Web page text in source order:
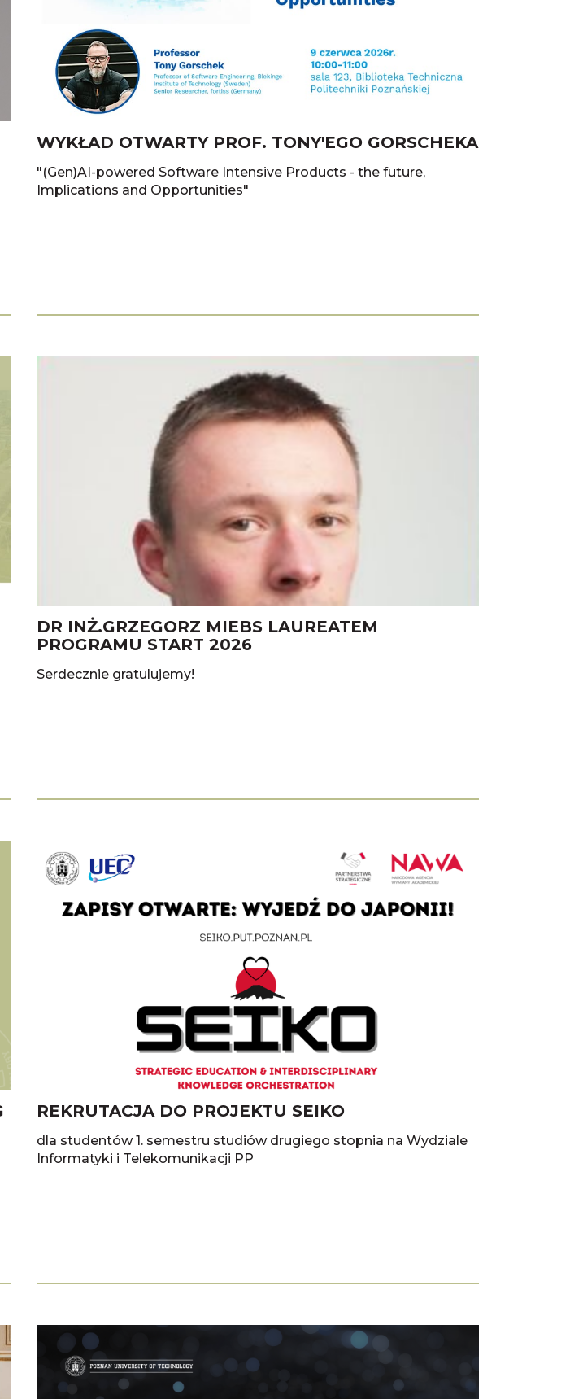
WYKŁAD OTWARTY PROF. TONY'EGO GORSCHEKA
"(Gen)AI-powered Software Intensive Products - the future,
Implications and Opportunities"
DR INŻ.GRZEGORZ MIEBS LAUREATEM
PROGRAMU START 2026
Serdecznie gratulujemy!
REKRUTACJA DO PROJEKTU SEIKO
dla studentów 1. semestru studiów drugiego stopnia na Wydziale
Informatyki i Telekomunikacji PP